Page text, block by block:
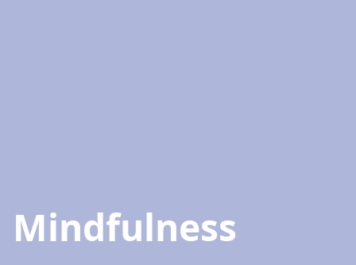
Mindfulness